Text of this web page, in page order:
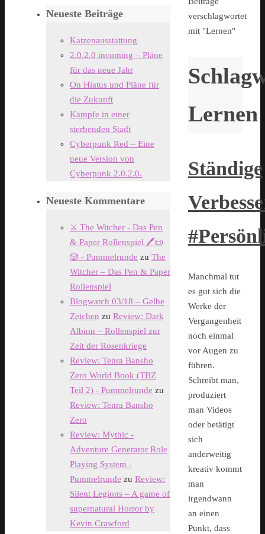
verschlagwortet
mit "Lernen"
Lernen
Ständige
Manchmal tut
es gut sich die
Werke der
Vergangenheit
noch einmal
vor Augen zu
führen.
Schreibt man,
produziert
man Videos
oder betätigt
sich
anderweitig
kreativ kommt
man
irgendwann
an einen
Punkt, dass
Neueste Beiträge
Katzenausstattung
2.0.2.0 incoming – Pläne
für das neue Jahr
On Hiatus und Pläne für
die Zukunft
Kämpfe in einer
sterbenden Stadt
Cyberpunk Red – Eine
neue Version von
Cyberpunk 2.0.2.0.
Neueste Kommentare
⚔️ The Witcher - Das Pen
& Paper Rollenspiel 🖊️📜
🎲 - Pummelrunde zu The
Witcher – Das Pen & Paper
Rollenspiel
Blogwatch 03/18 – Gelbe
Zeichen zu Review: Dark
Albion – Rollenspiel zur
Zeit der Rosenkriege
Review: Tenra Bansho
Zero World Book (TBZ
Teil 2) - Pummelrunde zu
Review: Tenra Bansho
Zero
Review: Mythic -
Adventure Generator Role
Playing System -
Pummelrunde zu Review:
Silent Legions – A game of
supernatural Horror by
Kevin Crawford